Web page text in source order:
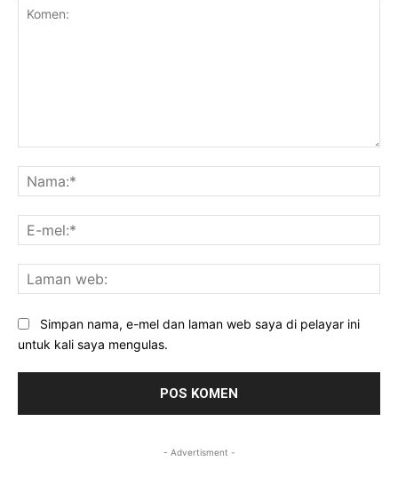
Simpan nama, e-mel dan laman web saya di pelayar ini
untuk kali saya mengulas.
- Advertisment -